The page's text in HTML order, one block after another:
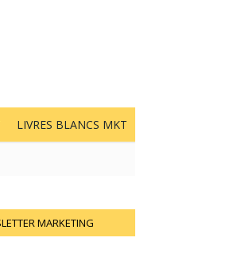
LIVRES BLANCS MKT
MARKETING